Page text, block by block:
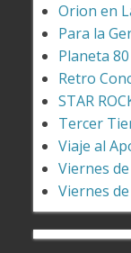
Orion en
Para la
Planeta 80
Retro
STAR
Tercer
Viaje al
Viernes
Viernes